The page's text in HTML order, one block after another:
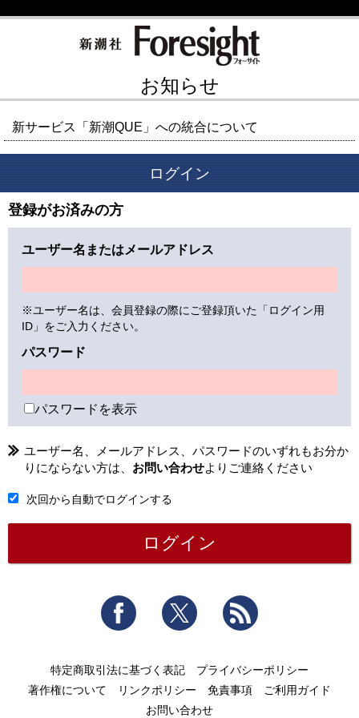
お知らせ
新サービス「新潮QUE」への統合について
ログイン
登録がお済みの方
ユーザー名またはメールアドレス
※ユーザー名は、会員登録の際にご登録頂いた「ログイン用
ID」をご入力ください。
パスワード
パスワードを表示
ユーザー名、メールアドレス、パスワードのいずれもお分か
りにならない方は、 お問い合わせよりご連絡ください
次回から自動でログインする
Facebook Twitter
特定商取引法に基づく表記
プライバシーポリシー
著作権について
リンクポリシー 免責事項
ご利用ガイド
お問い合わせ